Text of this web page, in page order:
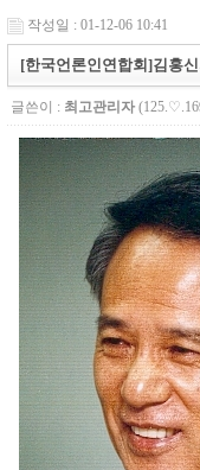
작성일 : 01-12-06 10:41
[한국언론인연합회]김홍
글쓴이 : 최고관리자